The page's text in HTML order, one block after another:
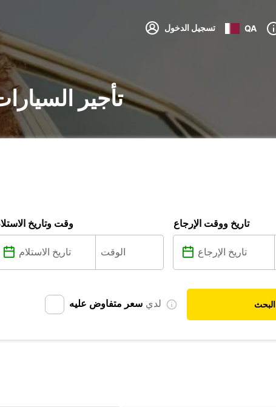
تسجيل الدخول QA
تأجير
وقت وتاريخ تاريخ ووقت الإرجاع
لدي سعر متفاوض عليه البحث